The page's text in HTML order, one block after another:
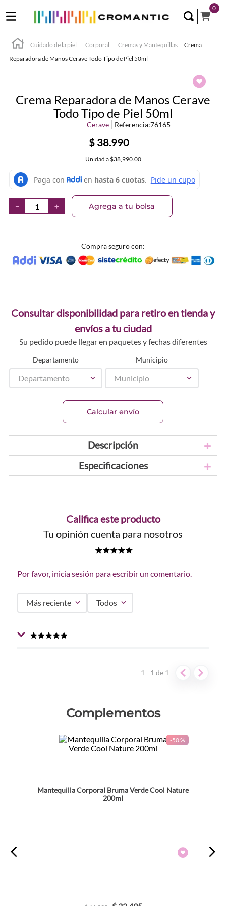
0
Cuidado de la piel Corporal Cremas y Mantequillas
Crema
Reparadora de Manos Cerave Todo Tipo de Piel 50ml
Crema Reparadora de Manos Cerave
Todo Tipo de Piel 50ml
Cerave Referencia:76165
$ 38.990
Unidad a $38,990.00
＋
－ Agrega a tu bolsa
Compra seguro con:
Consultar disponibilidad para retiro en tienda y
envíos a tu ciudad
Su pedido puede llegar en paquetes y fechas diferentes
Departamento
Departamento
Municipio
Municipio
Calcular envío
Descripción
Especificaciones
Califica este producto
Tu opinión cuenta para nosotros
Por favor, inicia sesión para escribir un comentario.
Más reciente Todos
1 - 1de 1
Complementos
-50 %
Mantequilla Corporal Bruma Verde Cool Nature
200ml